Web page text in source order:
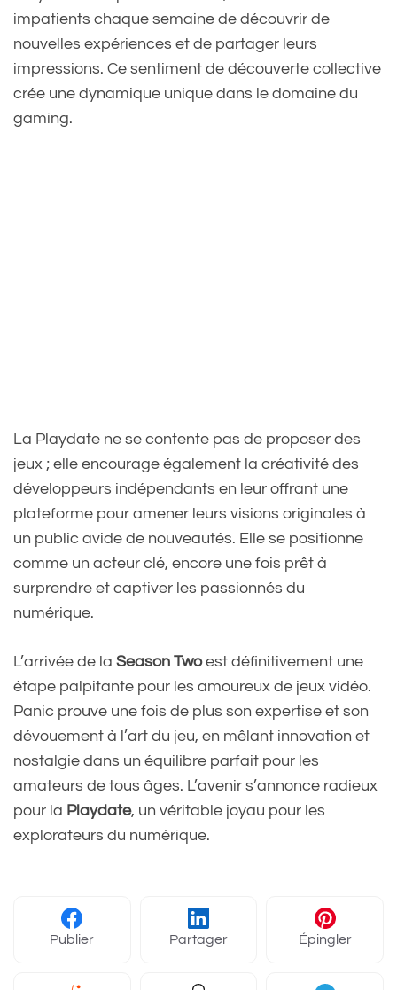
impatients chaque semaine de découvrir de
nouvelles expériences et de partager leurs
impressions. Ce sentiment de découverte collective
crée une dynamique unique dans le domaine du
gaming.
La Playdate ne se contente pas de proposer des
jeux ; elle encourage également la créativité des
développeurs indépendants en leur offrant une
plateforme pour amener leurs visions originales à
un public avide de nouveautés. Elle se positionne
comme un acteur clé, encore une fois prêt à
surprendre et captiver les passionnés du
numérique.
L’arrivée de la Season Twoest définitivement une
étape palpitante pour les amoureux de jeux vidéo.
Panic prouve une fois de plus son expertise et son
dévouement à l’art du jeu, en mêlant innovation et
nostalgie dans un équilibre parfait pour les
amateurs de tous âges. L’avenir s’annonce radieux
pour la Playdate, un véritable joyau pour les
explorateurs du numérique.
Publier Partager Épingler